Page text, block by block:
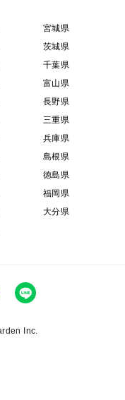
宮城県
茨城県
千葉県
富山県
長野県
三重県
兵庫県
島根県
徳島県
福岡県
大分県
Inc.